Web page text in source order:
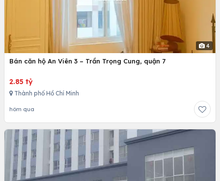
4
Bán căn hộ An Viên 3 – Trần Trọng Cung, quận 7
2.85 tỷ
Thành phố Hồ Chí Minh
hôm qua